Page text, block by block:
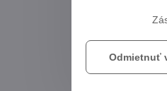
Odmietnuť